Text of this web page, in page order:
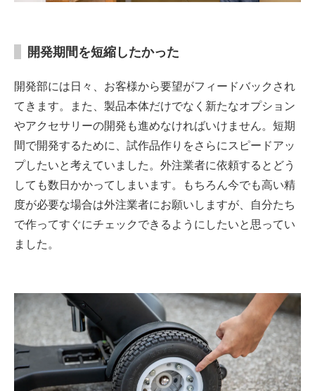
開発期間を短縮したかった
開発部には日々、お客様から要望がフィードバックされ
てきます。また、製品本体だけでなく新たなオプション
やアクセサリーの開発も進めなければいけません。短期
間で開発するために、試作品作りをさらにスピードアッ
プしたいと考えていました。外注業者に依頼するとどう
しても数日かかってしまいます。もちろん今でも高い精
度が必要な場合は外注業者にお願いしますが、自分たち
で作ってすぐにチェックできるようにしたいと思ってい
ました。